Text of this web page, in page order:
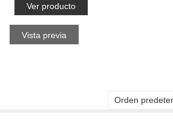
Ver producto
Vista previa